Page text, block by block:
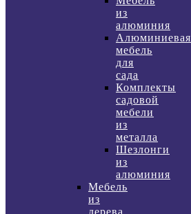
из
алюминия
Алюминиевая
мебель
для
сада
Комплекты
садовой
мебели
из
металла
Шезлонги
из
алюминия
Мебель
из
дерева